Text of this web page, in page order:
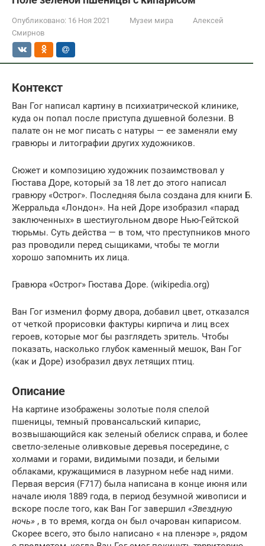
Опубликовано: 16 Ноя 2021 Музеи мира
Алексей
Смирнов
Контекст
Ван Гог написал картину в психиатрической клинике,
куда он попал после приступа душевной болезни. В
палате он не мог писать с натуры — ее заменяли ему
гравюры и литографии других художников.
Сюжет и композицию художник позаимствовал у
Гюстава Доре, который за 18 лет до этого написал
гравюру «Острог». Последняя была создана для книги Б.
Жерральда «Лондон». На ней Доре изобразил «парад
заключенных» в шестиугольном дворе Нью-Гейтской
тюрьмы. Суть действа — в том, что преступников много
раз проводили перед сыщиками, чтобы те могли
хорошо запомнить их лица.
Гравюра «Острог» Гюстава Доре. (wikipedia.org)
Ван Гог изменил форму двора, добавил цвет, отказался
от четкой прорисовки фактуры кирпича и лиц всех
героев, которые мог бы разглядеть зритель. Чтобы
показать, насколько глубок каменный мешок, Ван Гог
(как и Доре) изобразил двух летящих птиц.
Описание
На картине изображены золотые поля спелой
пшеницы, темный провансальский кипарис,
возвышающийся как зеленый обелиск справа, и более
светло-зеленые оливковые деревья посередине, с
холмами и горами, видимыми позади, и белыми
облаками, кружащимися в лазурном небе над ними.
Первая версия (F717) была написана в конце июня или
начале июля 1889 года, в период безумной живописи и
вскоре после того, как Ван Гог завершил «Звездную
ночь» , в то время, когда он был очарован кипарисом.
Скорее всего, это было написано « на пленэре », рядом